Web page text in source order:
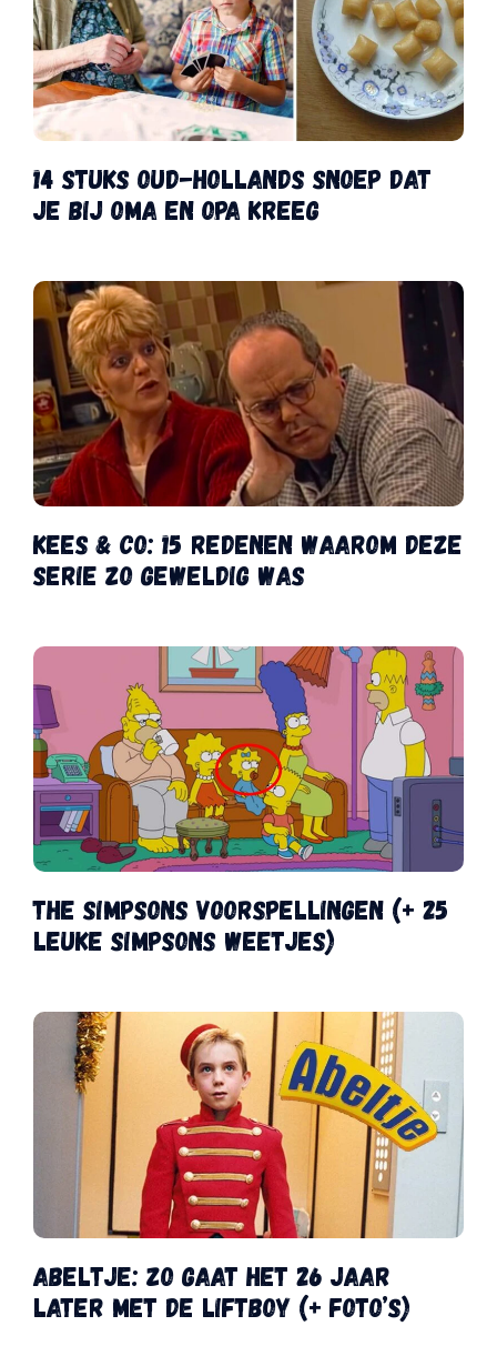
14 stuks oud-Hollands snoep dat
je bij oma en opa kreeg
Kees & Co: 15 redenen waarom deze
serie zo geweldig was
The Simpsons voorspellingen (+ 25
leuke Simpsons weetjes)
Abeltje: zo gaat het 26 jaar
later met de liftboy (+ foto’s)